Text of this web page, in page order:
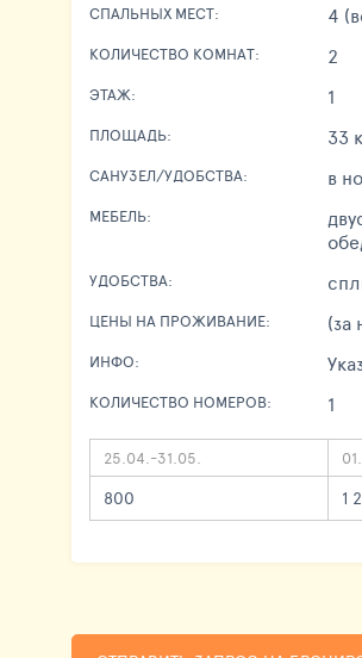
СПАЛЬНЫХ МЕСТ: 4
КОЛИЧЕСТВО КОМНАТ: 2
ЭТАЖ: 1
ПЛОЩАДЬ: 33
САНУЗЕЛ/УДОБСТВА: в
МЕБЕЛЬ:
УДОБСТВА:
ЦЕНЫ НА ПРОЖИВАНИЕ: (за
ИНФО:
КОЛИЧЕСТВО НОМЕРОВ: 1
25.04.-31.05.
800 1